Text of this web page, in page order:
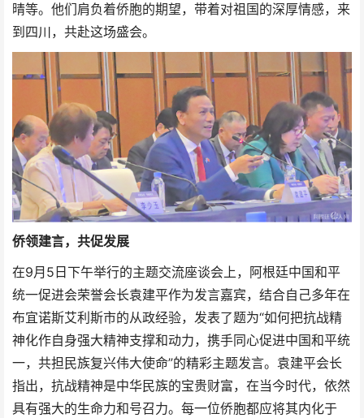
晴等。他们肩负着侨胞的期望，带着对祖国的深厚情感，来
到四川，共赴这场盛会。
侨领建言，共促发展
在9月5日下午举行的主题交流座谈会上，阿根廷中国和平
统一促进会荣誉会长袁建平作为发言嘉宾，结合自己多年在
布宜诺斯艾利斯市的从政经验，发表了题为“如何把抗战精
神化作自身强大精神支撑和动力，携手同心促进中国和平统
一，共担民族复兴伟大使命”的精彩主题发言。袁建平会长
指出，抗战精神是中华民族的宝贵财富，在当今时代，依然
具有强大的生命力和号召力。每一位侨胞都应将其内化于